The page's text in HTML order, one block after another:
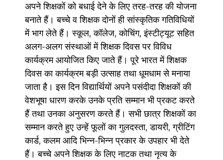
अपने शिक्षकों को बधाई देने के लिए तरह-तरह की योजना
बनाते हैं। बच्चे व शिक्षक दोनों ही सांस्कृतिक गतिविधियों
में भाग लेते हैं। स्कूल, कॉलेज, कोचिंग, इंस्टीट्यूट सहित
अलग-अलग संस्थाओं में शिक्षक दिवस पर विविध
कार्यक्रम आयोजित किए जाते हैं। पूरे भारत में शिक्षक
दिवस का कार्यक्रम बड़ी उत्साह तथा धूमधाम से मनाया
जाता है। इस दिन विद्यार्थियों अपने पसंदीदा शिक्षकों की
वेशभूषा धारण करके उनके प्रति सम्मान भी प्रकट करते
हैं तथा उनका अनुसरण करते हैं। सभी छात्र शिक्षकों का
सम्मान करते हुए उन्हें फूलों का गुलदस्ता, डायरी, ग्रीटिंग
कार्ड, कलम आदि भिन्न-भिन्न प्रकार के उपहार भी देते
हैं। बच्चे अपने शिक्षक के लिए नाटक तथा नृत्य के